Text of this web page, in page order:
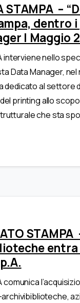
STAMPA –
dentro i
| Maggio
interviene nello
Data Manager, nel
dedicato al settore
printing allo
che sta
STAMPA
entra
comunica